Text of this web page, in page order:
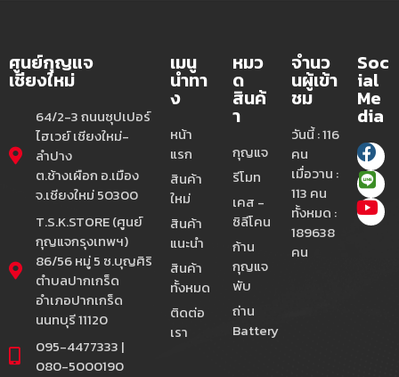
ศูนย์กุญแจ
เชียงใหม่
64/2-3 ถนนซุปเปอร์
ไฮเวย์ เชียงใหม่-
ลำปาง
ต.ช้างเผือก อ.เมือง
จ.เชียงใหม่ 50300
T.S.K.STORE (ศูนย์
กุญแจกรุงเทพฯ)
86/56 หมู่ 5 ซ.บุญศิริ
ตำบลปากเกร็ด
อำเภอปากเกร็ด
นนทบุรี 11120
095-4477333 |
080-5000190
เมนู
นำทา
ง
หน้า
แรก
สินค้า
ใหม่
สินค้า
แนะนำ
สินค้า
ทั้งหมด
ติดต่อ
เรา
หมว
ด
สินค้
า
กุญแจ
รีโมท
เคส -
ซิลีโคน
ก้าน
กุญแจ
พับ
ถ่าน
Battery
จำนว
นผู้เข้า
ชม
วันนี้ : 116
คน
เมื่อวาน :
113 คน
ทั้งหมด :
189638
คน
Soc
ial
Me
dia